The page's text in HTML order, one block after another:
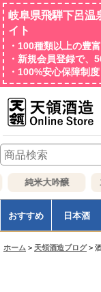
岐阜県飛騨下呂温
イト
・100種類以上の豊
・新規会員登録で、
・100%安心保障制
純米大吟醸
おすすめ 日本酒
ホーム > 天領酒造ブログ >